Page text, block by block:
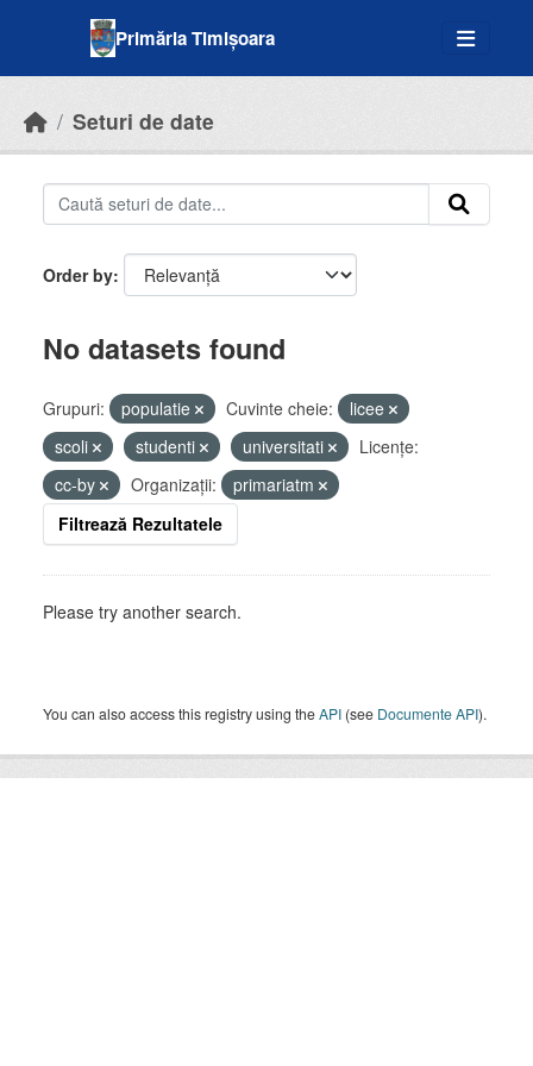
Primăria Timișoara
Seturi de date
Order by
No datasets found
Grupuri: populatie Cuvinte cheie:
licee
scoli
studenti universitati
Licenţe:
cc-by
Organizații:
primariatm
Filtrează Rezultatele
Please try another search.
You can also access this registry using theAPI (see Documente API).